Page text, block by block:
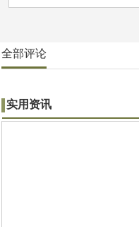
全部评论
实用资讯